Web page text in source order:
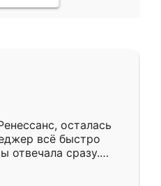
осталась
всё быстро
отвечала сразу.
подошёл к
Собрали